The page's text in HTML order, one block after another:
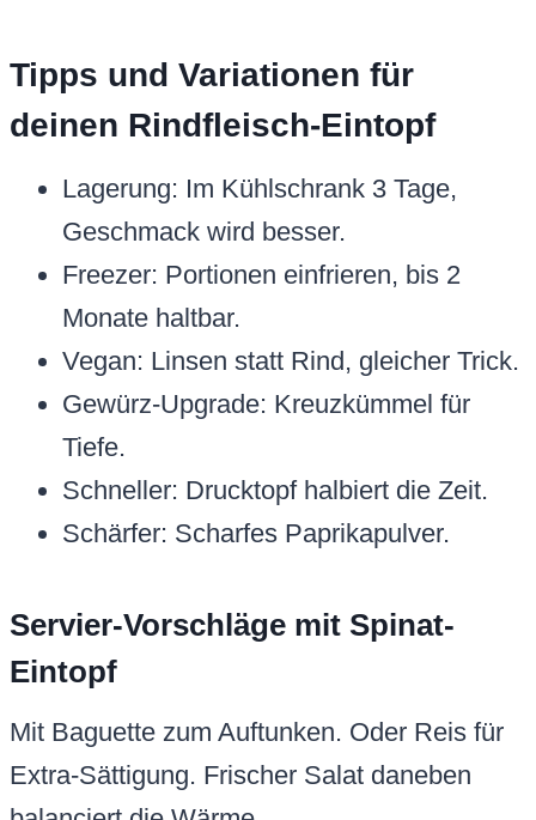
Tipps und Variationen für
deinen Rindfleisch-Eintopf
Lagerung: Im Kühlschrank 3 Tage,
Geschmack wird besser.
Freezer: Portionen einfrieren, bis 2
Monate haltbar.
Vegan: Linsen statt Rind, gleicher Trick.
Gewürz-Upgrade: Kreuzkümmel für
Tiefe.
Schneller: Drucktopf halbiert die Zeit.
Schärfer: Scharfes Paprikapulver.
Servier-Vorschläge mit Spinat-
Eintopf
Mit Baguette zum Auftunken. Oder Reis für
Extra-Sättigung. Frischer Salat daneben